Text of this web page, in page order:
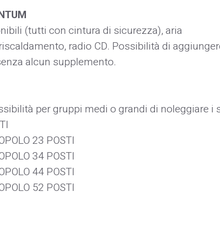
(tutti con cintura di sicurezza), aria
radio CD. Possibilità di
alcun supplemento.
per gruppi medi o grandi di noleggiare i
23 POSTI
34 POSTI
44 POSTI
52 POSTI